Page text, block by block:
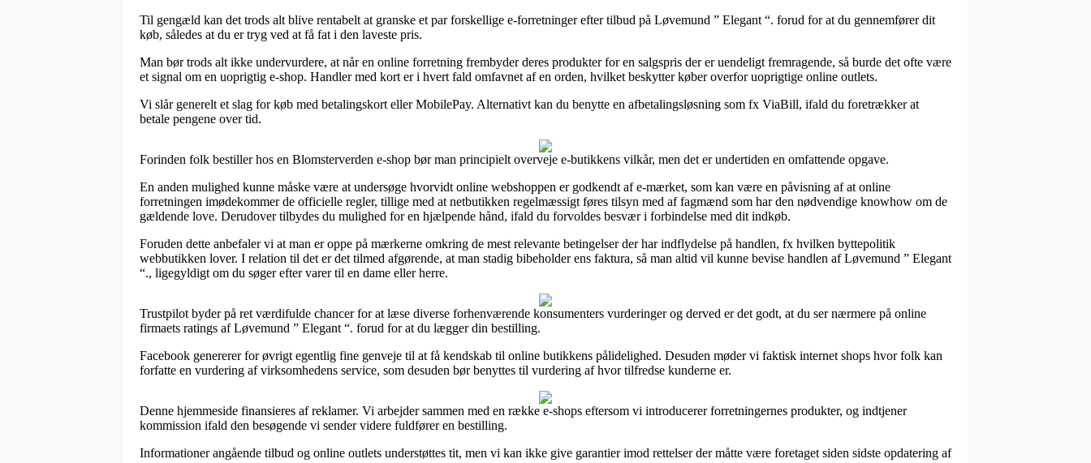
Til gengæld kan det trods alt blive rentabelt at granske et par forskellige e-forretninger efter tilbud på Løvemund ” Elegant “. forud for at du gennemfører dit
køb, således at du er tryg ved at få fat i den laveste pris.
Man bør trods alt ikke undervurdere, at når en online forretning frembyder deres produkter for en salgspris der er uendeligt fremragende, så burde det ofte være
et signal om en uoprigtig e-shop. Handler med kort er i hvert fald omfavnet af en orden, hvilket beskytter køber overfor uoprigtige online outlets.
Vi slår generelt et slag for køb med betalingskort eller MobilePay. Alternativt kan du benytte en afbetalingsløsning som fx ViaBill, ifald du foretrækker at
betale pengene over tid.
Forinden folk bestiller hos en Blomsterverden e-shop bør man principielt overveje e-butikkens vilkår, men det er undertiden en omfattende opgave.
En anden mulighed kunne måske være at undersøge hvorvidt online webshoppen er godkendt af e-mærket, som kan være en påvisning af at online
forretningen imødekommer de officielle regler, tillige med at netbutikken regelmæssigt føres tilsyn med af fagmænd som har den nødvendige knowhow om de
gældende love. Derudover tilbydes du mulighed for en hjælpende hånd, ifald du forvoldes besvær i forbindelse med dit indkøb.
Foruden dette anbefaler vi at man er oppe på mærkerne omkring de mest relevante betingelser der har indflydelse på handlen, fx hvilken byttepolitik
webbutikken lover. I relation til det er det tilmed afgørende, at man stadig bibeholder ens faktura, så man altid vil kunne bevise handlen af Løvemund ” Elegant
“., ligegyldigt om du søger efter varer til en dame eller herre.
Trustpilot byder på ret værdifulde chancer for at læse diverse forhenværende konsumenters vurderinger og derved er det godt, at du ser nærmere på online
firmaets ratings af Løvemund ” Elegant “. forud for at du lægger din bestilling.
Facebook genererer for øvrigt egentlig fine genveje til at få kendskab til online butikkens pålidelighed. Desuden møder vi faktisk internet shops hvor folk kan
forfatte en vurdering af virksomhedens service, som desuden bør benyttes til vurdering af hvor tilfredse kunderne er.
Denne hjemmeside finansieres af reklamer. Vi arbejder sammen med en række e-shops eftersom vi introducerer forretningernes produkter, og indtjener
kommission ifald den besøgende vi sender videre fuldfører en bestilling.
Informationer angående tilbud og online outlets understøttes tit, men vi kan ikke give garantier imod rettelser der måtte være foretaget siden sidste opdatering af